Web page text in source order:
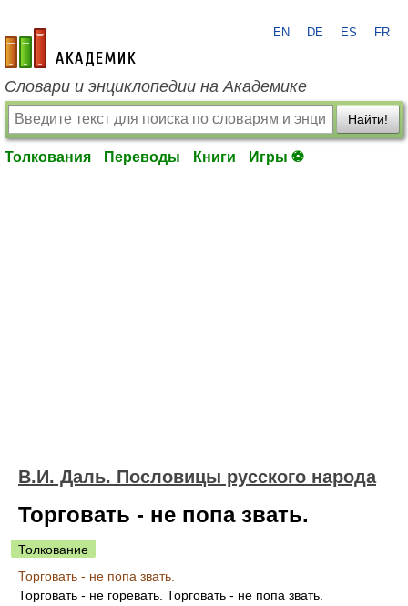
academic.ru
EN DE ES FR
Словари и энциклопедии на Академике
Найти!
Толкования Переводы Книги Игры ⚽
В.И. Даль. Пословицы русского народа
Торговать - не попа звать.
Толкование
Торговать - не попа звать.
Торговать - не горевать. Торговать - не попа звать.